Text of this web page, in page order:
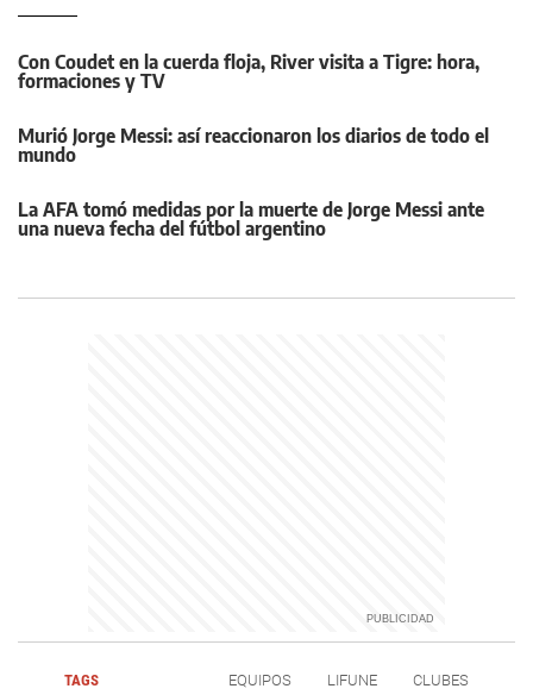
Con Coudet en la cuerda floja, River visita a Tigre: hora,
formaciones y TV
Murió Jorge Messi: así reaccionaron los diarios de todo el
mundo
La AFA tomó medidas por la muerte de Jorge Messi ante
una nueva fecha del fútbol argentino
TAGS EQUIPOS LIFUNE CLUBES